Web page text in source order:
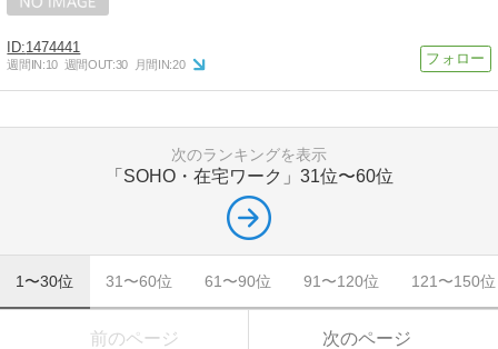
1474441
週間IN:10 週間OUT:30 月間IN:20
次のランキングを表示
「SOHO・在宅ワーク」 31位〜60位
1〜30位 31〜60位 61〜90位 91〜120位 121〜150位
前のページ 次のページ